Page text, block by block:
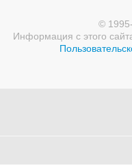
©
Информация с этого